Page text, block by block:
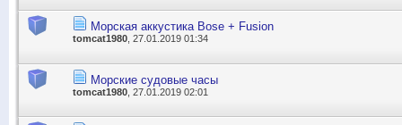
Морская аккустика Bose + Fusion
tomcat1980 , 27.01.2019 01:34
Морские судовые часы
tomcat1980 , 27.01.2019 02:01